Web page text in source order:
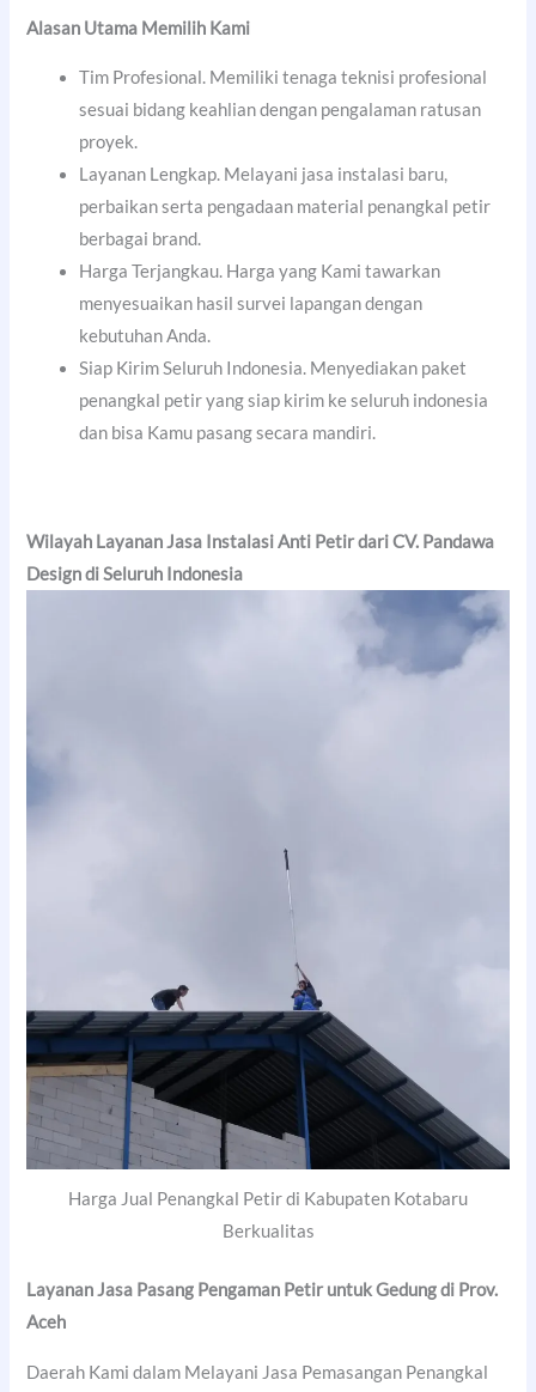
Alasan Utama Memilih Kami
Tim Profesional. Memiliki tenaga teknisi profesional
sesuai bidang keahlian dengan pengalaman ratusan
proyek.
Layanan Lengkap. Melayani jasa instalasi baru,
perbaikan serta pengadaan material penangkal petir
berbagai brand.
Harga Terjangkau. Harga yang Kami tawarkan
menyesuaikan hasil survei lapangan dengan
kebutuhan Anda.
Siap Kirim Seluruh Indonesia. Menyediakan paket
penangkal petir yang siap kirim ke seluruh indonesia
dan bisa Kamu pasang secara mandiri.
Wilayah Layanan Jasa Instalasi Anti Petir dari CV. Pandawa
Design di Seluruh Indonesia
Harga Jual Penangkal Petir di Kabupaten Kotabaru
Berkualitas
Layanan Jasa Pasang Pengaman Petir untuk Gedung di Prov.
Aceh
Daerah Kami dalam Melayani Jasa Pemasangan Penangkal